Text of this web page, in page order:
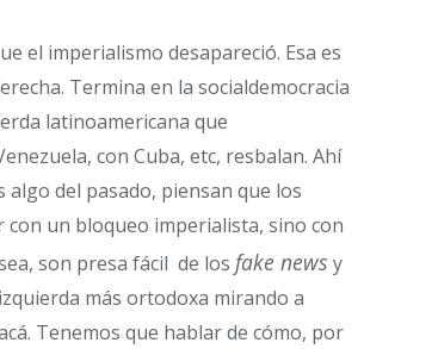
el imperialismo desapareció. Esa es
Termina en la socialdemocracia
latinoamericana que
con Cuba, etc, resbalan. Ahí
del pasado, piensan que los
con un bloqueo imperialista, sino con
son presa fácil de los fake news y
más ortodoxa mirando a
Tenemos que hablar de cómo, por